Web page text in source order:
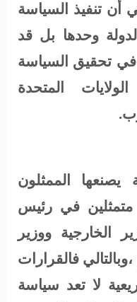
أن تنفيذ السياسة
وحدها بل قد
تحقيق السياسة
المتحدة
يصنعها الممثلون
متمثلين في رئيس
الخارجية ووزير
فالقرارات
لا تعد سياسة